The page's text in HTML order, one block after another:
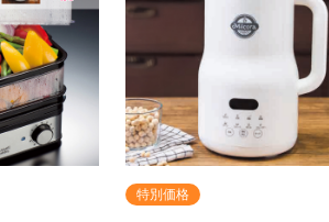
特別価格